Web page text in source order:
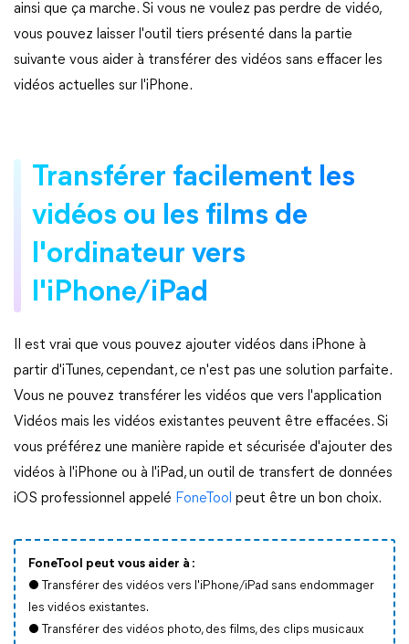
ainsi que ça marche. Si vous ne voulez pas perdre de vidéo,
vous pouvez laisser l'outil tiers présenté dans la partie
suivante vous aider à transférer des vidéos sans effacer les
vidéos actuelles sur l'iPhone.
Transférer facilement les
vidéos ou les films de
l'ordinateur vers
l'iPhone/iPad
Il est vrai que vous pouvez ajouter vidéos dans iPhone à
partir d'iTunes, cependant, ce n'est pas une solution parfaite.
Vous ne pouvez transférer les vidéos que vers l'application
Vidéos mais les vidéos existantes peuvent être effacées. Si
vous préférez une manière rapide et sécurisée d'ajouter des
vidéos à l'iPhone ou à l'iPad, un outil de transfert de données
iOS professionnel appelé FoneTool peut être un bon choix.
FoneTool peut vous aider à :
● Transférer des vidéos vers l'iPhone/iPad sans endommager
les vidéos existantes.
● Transférer des vidéos photo, des films, des clips musicaux